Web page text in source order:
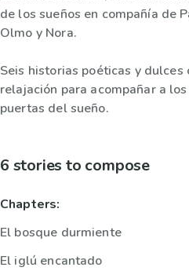
de los sueños en compañía de
Olmo y Nora.
Seis historias poéticas y
relajación para acompañar a
puertas del sueño.
6 stories to compose
Chapters:
El bosque durmiente
El iglú encantado